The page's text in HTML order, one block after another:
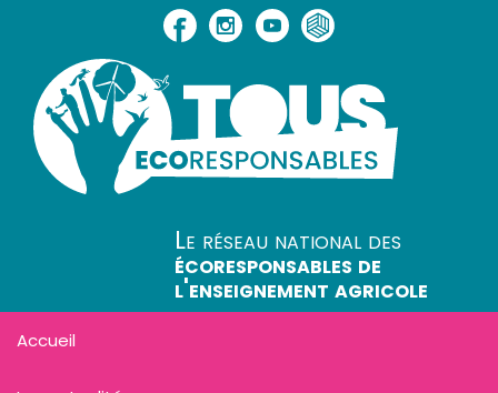
Le réseau national des
écoresponsables de
l'enseignement agricole
Accueil